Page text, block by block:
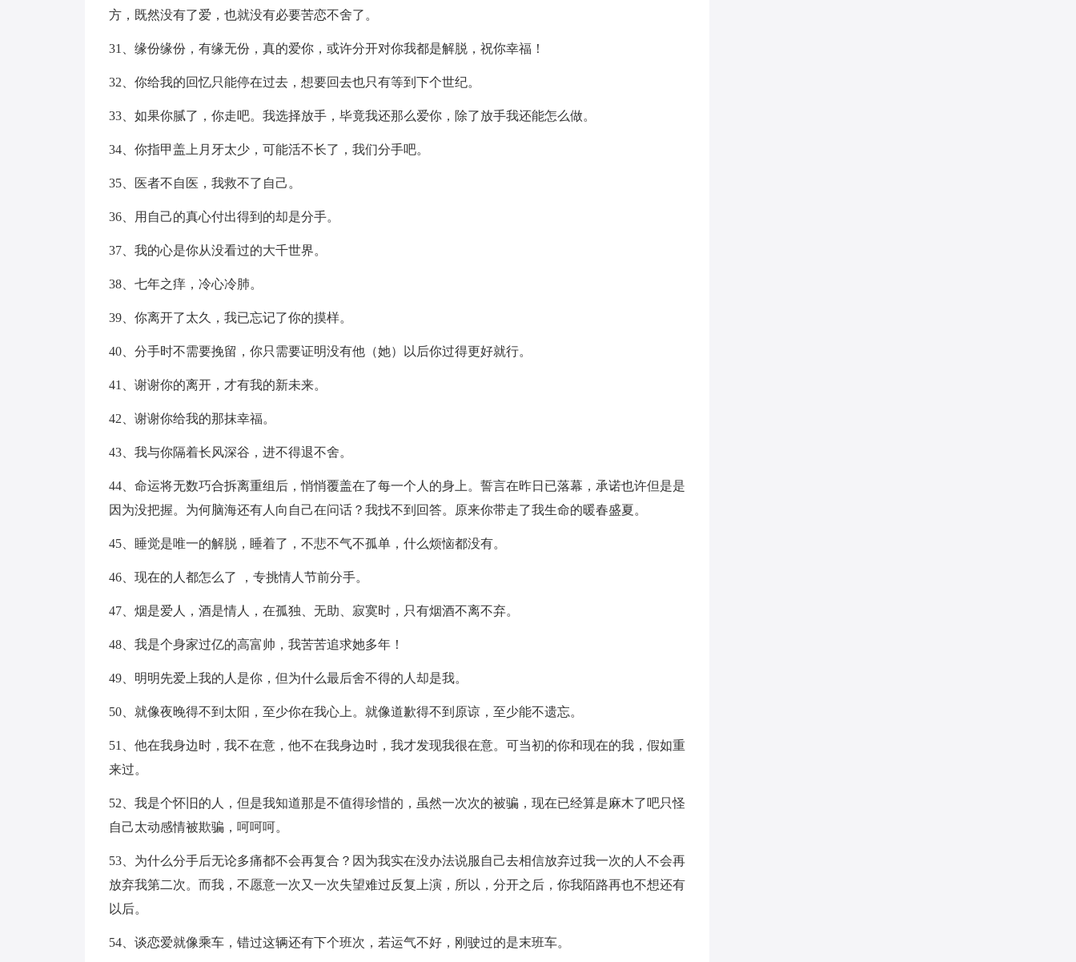
方，既然没有了爱，也就没有必要苦恋不舍了。
31、缘份缘份，有缘无份，真的爱你，或许分开对你我都是解脱，祝你幸福！
32、你给我的回忆只能停在过去，想要回去也只有等到下个世纪。
33、如果你腻了，你走吧。我选择放手，毕竟我还那么爱你，除了放手我还能怎么做。
34、你指甲盖上月牙太少，可能活不长了，我们分手吧。
35、医者不自医，我救不了自己。
36、用自己的真心付出得到的却是分手。
37、我的心是你从没看过的大千世界。
38、七年之痒，冷心冷肺。
39、你离开了太久，我已忘记了你的摸样。
40、分手时不需要挽留，你只需要证明没有他（她）以后你过得更好就行。
41、谢谢你的离开，才有我的新未来。
42、谢谢你给我的那抹幸福。
43、我与你隔着长风深谷，进不得退不舍。
44、命运将无数巧合拆离重组后，悄悄覆盖在了每一个人的身上。誓言在昨日已落幕，承诺也许但是是
因为没把握。为何脑海还有人向自己在问话？我找不到回答。原来你带走了我生命的暖春盛夏。
45、睡觉是唯一的解脱，睡着了，不悲不气不孤单，什么烦恼都没有。
46、现在的人都怎么了 ，专挑情人节前分手。
47、烟是爱人，酒是情人，在孤独、无助、寂寞时，只有烟酒不离不弃。
48、我是个身家过亿的高富帅，我苦苦追求她多年！
49、明明先爱上我的人是你，但为什么最后舍不得的人却是我。
50、就像夜晚得不到太阳，至少你在我心上。就像道歉得不到原谅，至少能不遗忘。
51、他在我身边时，我不在意，他不在我身边时，我才发现我很在意。可当初的你和现在的我，假如重
来过。
52、我是个怀旧的人，但是我知道那是不值得珍惜的，虽然一次次的被骗，现在已经算是麻木了吧只怪
自己太动感情被欺骗，呵呵呵。
53、为什么分手后无论多痛都不会再复合？因为我实在没办法说服自己去相信放弃过我一次的人不会再
放弃我第二次。而我，不愿意一次又一次失望难过反复上演，所以，分开之后，你我陌路再也不想还有
以后。
54、谈恋爱就像乘车，错过这辆还有下个班次，若运气不好，刚驶过的是末班车。